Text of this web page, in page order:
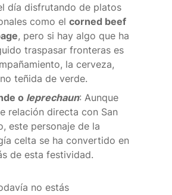
día disfrutando de platos
como elcorned beef
, pero si hay algo que ha
traspasar fronteras es
la cerveza,
teñida de verde.
o leprechaun: Aunque
relación directa con San
este personaje de la
celta se ha convertido en
de esta festividad.
no estás